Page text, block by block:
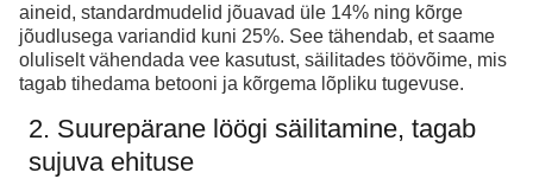
aineid, standardmudelid jõuavad üle 14% ning kõrge
jõudlusega variandid kuni 25%. See tähendab, et saame
oluliselt vähendada vee kasutust, säilitades töövõime, mis
tagab tihedama betooni ja kõrgema lõpliku tugevuse.
2. Suurepärane löögi säilitamine, tagab
sujuva ehituse